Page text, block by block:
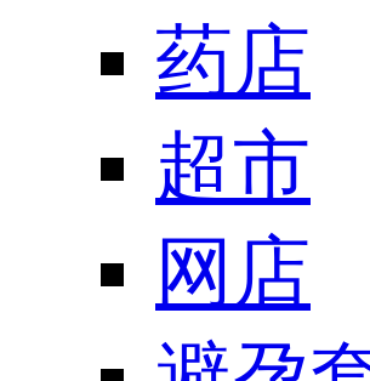
药店
超市
网店